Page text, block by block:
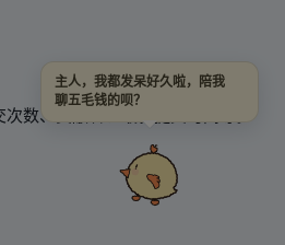
数、贡献者、最新提交时间等。
主人，我都发呆好久啦，陪我
聊五毛钱的呗？